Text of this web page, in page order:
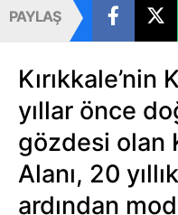
PAYLAŞ
yıllar önce
gözdesi olan
Alanı, 20
ardından